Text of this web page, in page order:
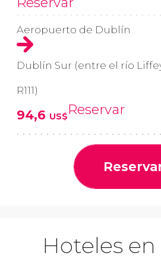
Aeropuerto de Dublín
Dublín Sur (entre el río
R111)
94,6 US$Reservar
Hoteles